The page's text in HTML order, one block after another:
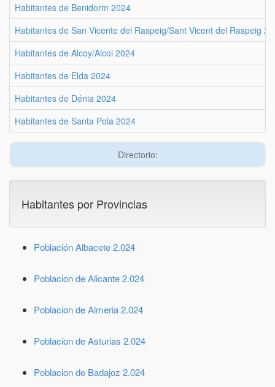
Habitantes de Benidorm 2024
Habitantes de San Vicente del Raspeig/Sant Vicent del Raspeig
Habitantes de Alcoy/Alcoi 2024
Habitantes de Elda 2024
Habitantes de Dénia 2024
Habitantes de Santa Pola 2024
Directorio:
Habitantes por Provincias
Población Albacete 2.024
Poblacion de Alicante 2.024
Poblacion de Almeria 2.024
Poblacion de Asturias 2.024
Poblacion de Badajoz 2.024